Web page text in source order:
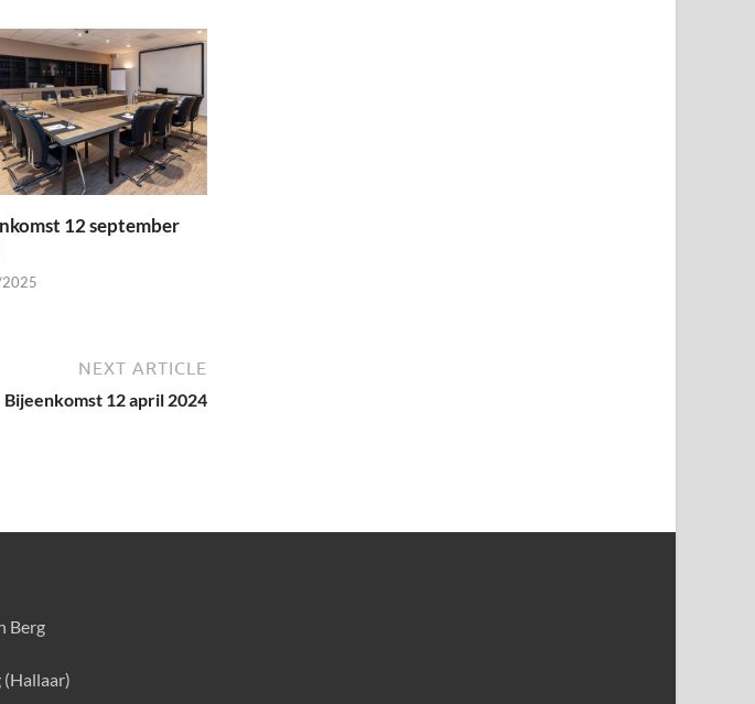
12 september
NEXT ARTICLE
Bijeenkomst 12 april 2024
Berg
(Hallaar)